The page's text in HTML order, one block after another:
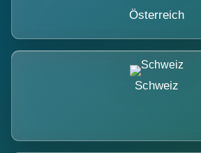
Österreich
Schweiz